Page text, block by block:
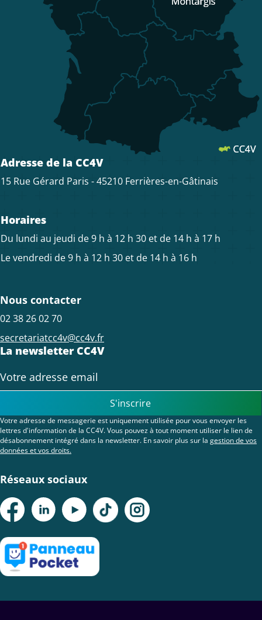
Adresse de la CC4V
15 Rue Gérard Paris - 45210 Ferrières-en-Gâtinais
Horaires
Du lundi au jeudi de 9 h à 12 h 30 et de 14 h à 17 h
Le vendredi de 9 h à 12 h 30 et de 14 h à 16 h
Nous contacter
02 38 26 02 70
secretariatcc4v@cc4v.fr
La newsletter CC4V
Votre adresse de messagerie est uniquement utilisée pour vous envoyer les
lettres d'information de la CC4V. Vous pouvez à tout moment utiliser le lien de
désabonnement intégré dans la newsletter. En savoir plus sur la gestion de vos
données et vos droits.
S'inscrire
Réseaux sociaux